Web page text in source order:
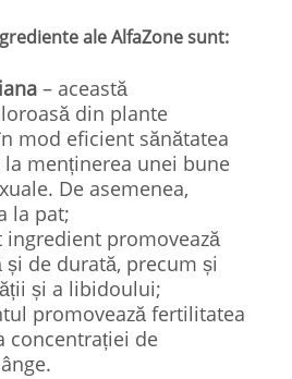
ale AlfaZone sunt:
– această
din plante
mod eficient sănătatea
la menținerea unei bune
De asemenea,
la pat;
ingredient promovează
de durată, precum și
și a libidoului;
promovează fertilitatea
concentrației de